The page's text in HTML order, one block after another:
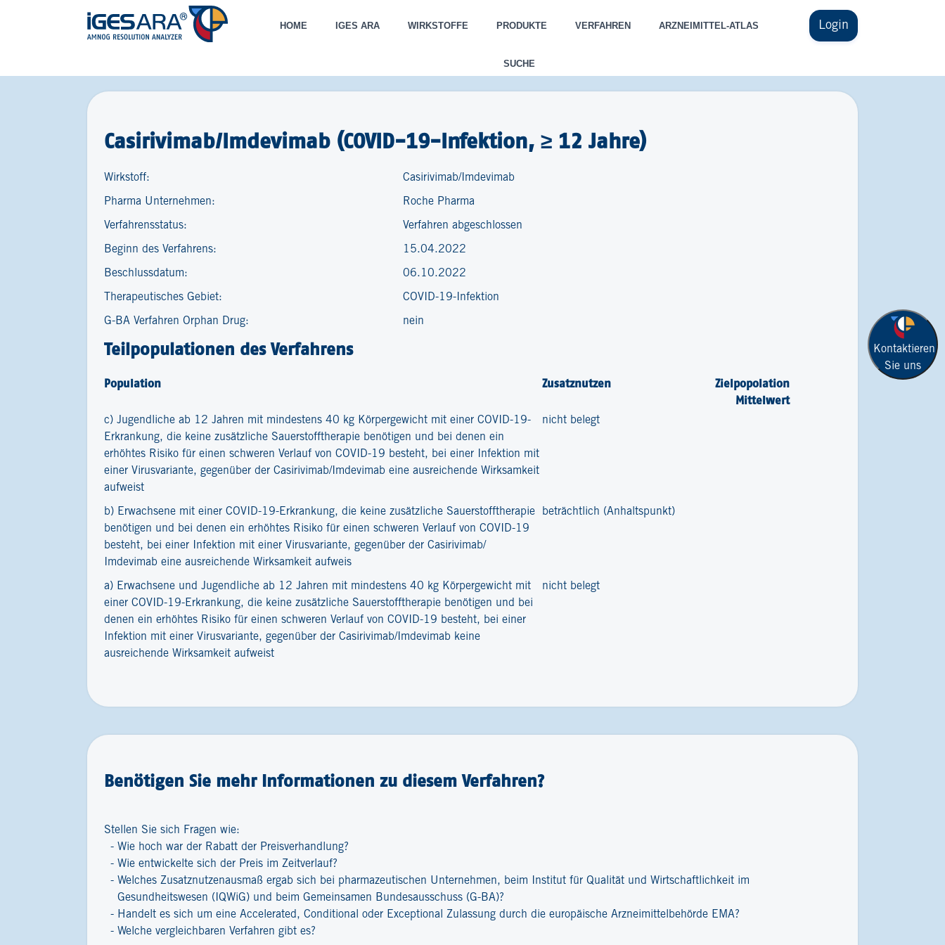
Login
HOME IGES ARA WIRKSTOFFE PRODUKTE VERFAHREN ARZNEIMITTEL-ATLAS
SUCHE
Kontaktieren
Sie uns
Casirivimab/Imdevimab (COVID-19-Infektion, ≥ 12 Jahre)
Wirkstoff: Casirivimab/Imdevimab
Pharma Unternehmen: Roche Pharma
Verfahrensstatus: Verfahren abgeschlossen
Beginn des Verfahrens: 15.04.2022
Beschlussdatum: 06.10.2022
Therapeutisches Gebiet: COVID-19-Infektion
G-BA Verfahren Orphan Drug: nein
Teilpopulationen des Verfahrens
Population Zusatznutzen
Zielpopolation
Mittelwert
c) Jugendliche ab 12 Jahren mit mindestens 40 kg Körpergewicht mit einer COVID-19-
Erkrankung, die keine zusätzliche Sauerstofftherapie benötigen und bei denen ein
erhöhtes Risiko für einen schweren Verlauf von COVID-19 besteht, bei einer Infektion mit
einer Virusvariante, gegenüber der Casirivimab/Imdevimab eine ausreichende Wirksamkeit
aufweist
nicht belegt
b) Erwachsene mit einer COVID-19-Erkrankung, die keine zusätzliche Sauerstofftherapie
benötigen und bei denen ein erhöhtes Risiko für einen schweren Verlauf von COVID-19
besteht, bei einer Infektion mit einer Virusvariante, gegenüber der Casirivimab/
Imdevimab eine ausreichende Wirksamkeit aufweis
beträchtlich (Anhaltspunkt)
a) Erwachsene und Jugendliche ab 12 Jahren mit mindestens 40 kg Körpergewicht mit
einer COVID-19-Erkrankung, die keine zusätzliche Sauerstofftherapie benötigen und bei
denen ein erhöhtes Risiko für einen schweren Verlauf von COVID-19 besteht, bei einer
Infektion mit einer Virusvariante, gegenüber der Casirivimab/Imdevimab keine
ausreichende Wirksamkeit aufweist
nicht belegt
Benötigen Sie mehr Informationen zu diesem Verfahren?
Stellen Sie sich Fragen wie:
Wie hoch war der Rabatt der Preisverhandlung?
Wie entwickelte sich der Preis im Zeitverlauf?
Welches Zusatznutzenausmaß ergab sich bei pharmazeutischen Unternehmen, beim Institut für Qualität und Wirtschaftlichkeit im
Gesundheitswesen (IQWiG) und beim Gemeinsamen Bundesausschuss (G-BA)?
Handelt es sich um eine Accelerated, Conditional oder Exceptional Zulassung durch die europäische Arzneimittelbehörde EMA?
Welche vergleichbaren Verfahren gibt es?